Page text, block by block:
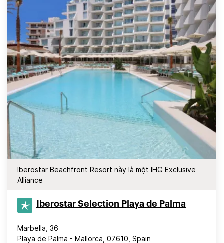
Iberostar Beachfront Resort này là một IHG Exclusive
Alliance
Iberostar Selection​ Playa de Palma
Marbella, 36
Playa de Palma - Mallorca, 07610, Spain